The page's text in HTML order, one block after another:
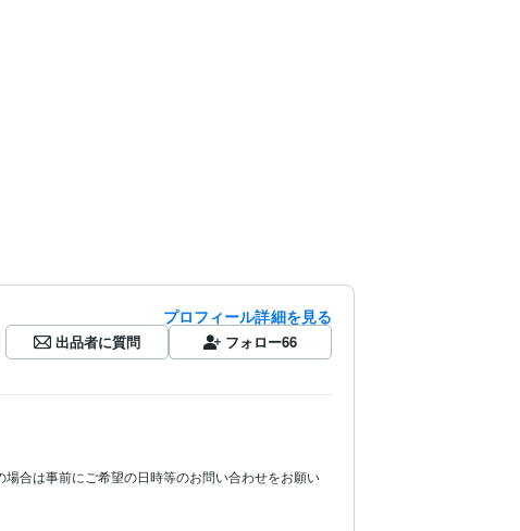
プロフィール詳細を見る
出品者に質問 フォロー66
合は事前にご希望の日時等のお問い合わせをお願い